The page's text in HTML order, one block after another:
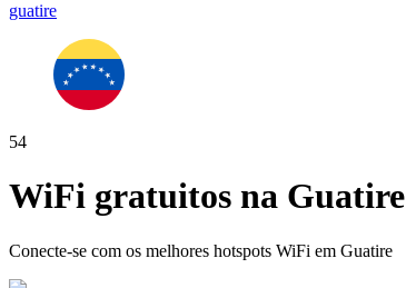
guatire
54
WiFi gratuitos na Guatire
Conecte-se com os melhores hotspots WiFi em Guatire